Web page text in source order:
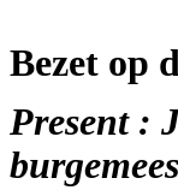
Bezet op
Present :